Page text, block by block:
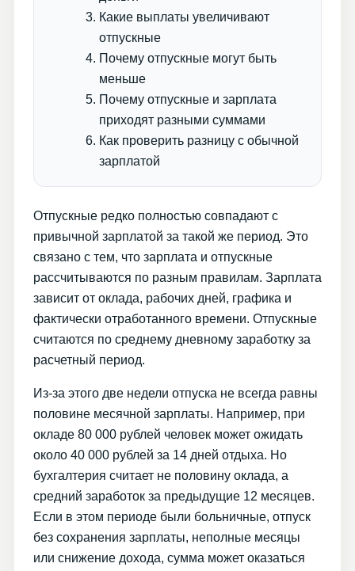
Какие выплаты увеличивают
отпускные
Почему отпускные могут быть
меньше
Почему отпускные и зарплата
приходят разными суммами
Как проверить разницу с обычной
зарплатой
Отпускные редко полностью совпадают с
привычной зарплатой за такой же период. Это
связано с тем, что зарплата и отпускные
рассчитываются по разным правилам. Зарплата
зависит от оклада, рабочих дней, графика и
фактически отработанного времени. Отпускные
считаются по среднему дневному заработку за
расчетный период.
Из-за этого две недели отпуска не всегда равны
половине месячной зарплаты. Например, при
окладе 80 000 рублей человек может ожидать
около 40 000 рублей за 14 дней отдыха. Но
бухгалтерия считает не половину оклада, а
средний заработок за предыдущие 12 месяцев.
Если в этом периоде были больничные, отпуск
без сохранения зарплаты, неполные месяцы
или снижение дохода, сумма может оказаться